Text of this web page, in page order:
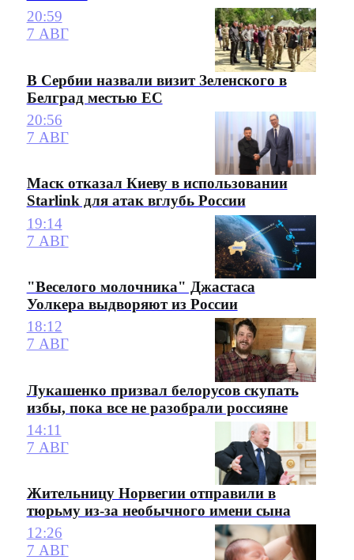
20:59
7 АВГ
В Сербии назвали визит Зеленского в
Белград местью ЕС
20:56
7 АВГ
Маск отказал Киеву в использовании
Starlink для атак вглубь России
19:14
7 АВГ
"Веселого молочника" Джастаса
Уолкера выдворяют из России
18:12
7 АВГ
Лукашенко призвал белорусов скупать
избы, пока все не разобрали россияне
14:11
7 АВГ
Жительницу Норвегии отправили в
тюрьму из-за необычного имени сына
12:26
7 АВГ